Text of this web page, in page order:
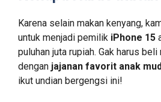
Karena selain makan kenyang,
untuk menjadi pemilik iPhone 15
puluhan juta rupiah. Gak harus
dengan jajanan favorit anak
ikut undian bergengsi ini!